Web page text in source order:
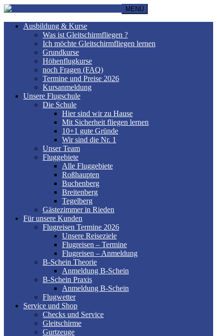
MENÜ
Ausbildung & Kurse
Was ist Gleitschirmfliegen ?
Ich möchte Gleitschirmfliegen lernen
Grundkurse
Höhenflugkurse
noch Fragen (FAQ)
Termine und Preise 2026
Kursanmeldung
Unsere Flugschule
Die Schule
Hier sind wir zu Hause
Mit Sicherheit fliegen lernen
10+1 gute Gründe
Wir sind die Nr. 1
Unser Team
Fluggebiete
Alle Fluggebiete
Roßhaupten
Buchenberg
Breitenberg
Tegelberg
Gästezimmer in Rieden
Für unsere Kunden
Flugreisen Termine 2026
Unsere Reiseziele
Flugreisen – Termine
Flugreisen – Anmeldung
B-Schein Theorie
Anmeldung B-Schein
B-Schein Praxis
Anmeldung B-Schein
Flugwetter
Service und Shop
Checks und Service
Gleitschirme
Gurtzeuge